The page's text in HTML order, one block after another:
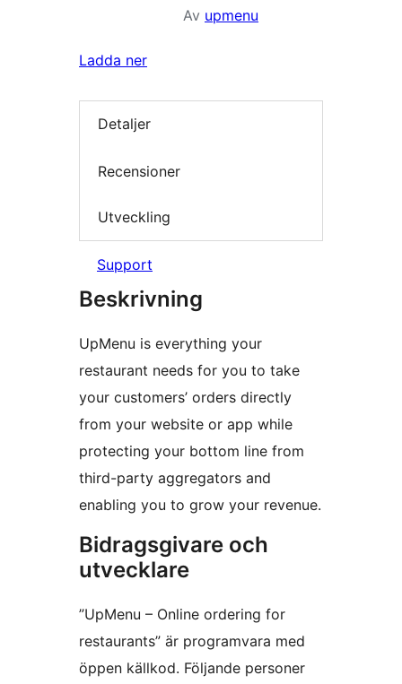
Av upmenu
Ladda ner
Detaljer
Recensioner
Utveckling
Support
Beskrivning
UpMenu is everything your
restaurant needs for you to take
your customers’ orders directly
from your website or app while
protecting your bottom line from
third-party aggregators and
enabling you to grow your revenue.
Bidragsgivare och
utvecklare
”UpMenu – Online ordering for
restaurants” är programvara med
öppen källkod. Följande personer